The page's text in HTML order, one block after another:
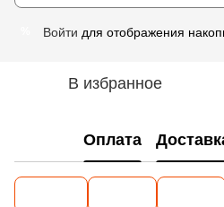
Войти для отображения
В избранное
Оплата